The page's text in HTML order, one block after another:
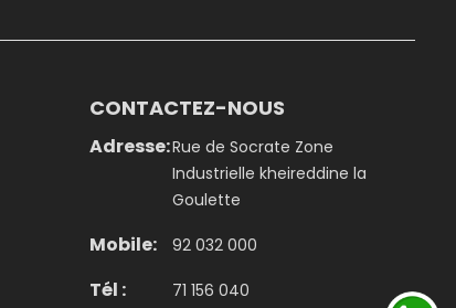
CONTACTEZ-NOUS
Adresse:Rue de Socrate Zone
Industrielle kheireddine la
Goulette
Mobile: 92 032 000
Tél : 71 156 040